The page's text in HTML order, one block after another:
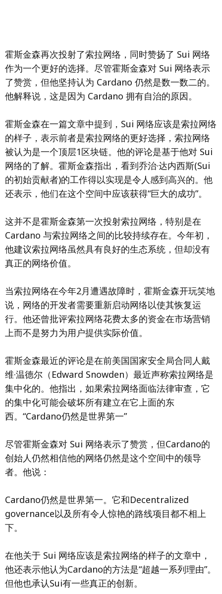
霍斯金森再次投射了索拉网络，同时赞扬了 Sui 网络
作为一个更好的选择。尽管霍斯金森对 Sui 网络表示
了赞赏，但他坚持认为 Cardano 仍然是数一数二的。
他解释说，这是因为 Cardano 拥有自治的原因。
霍斯金森在一篇文章中提到，Sui 网络应该是索拉网络
的样子，表示前者是索拉网络的更好选择，索拉网络
被认为是一个顶层1区块链。他的评论是基于他对 Sui
网络的了解。霍斯金森指出，看到乔治·达内西斯(Sui
的初始贡献者)的工作得以实现是令人感到高兴的。他
还表示，他们在这个空间中应该获得“巨大的成功”。
这并不是霍斯金森第一次投射索拉网络，特别是在
Cardano 与索拉网络之间的比较持续存在。今年初，
他建议索拉网络虽然具有良好的生态系统，但却没有
真正的网络价值。
当索拉网络在今年2月遭遇故障时，霍斯金森开玩笑地
说，网络的开发者需要重新启动网络以使其恢复运
行。他还曾批评索拉网络花费太多的资金在市场营销
上而不是努力为用户提供实际价值。
霍斯金森最近的评论是在前美国国家安全局合同人戴
维·温德尔（Edward Snowden）最近声称索拉网络是
集中化的。他指出，如果索拉网络面临法律审查，它
的集中化可能会破坏所有建立在它上面的东
西。“Cardano仍然是世界第一”
尽管霍斯金森对 Sui 网络表示了赞赏，但Cardano的
创始人仍然相信他的网络仍然是这个空间中的领导
者。他说：
Cardano仍然是世界第一。它和Decentralized
governance以及所有令人惊艳的路线项目都不相上
下。
在他关于 Sui 网络应该是索拉网络的样子的文章中，
他还表示他认为Cardano的方法是“超越一系列理由”。
但他也承认Sui有一些真正的创新。